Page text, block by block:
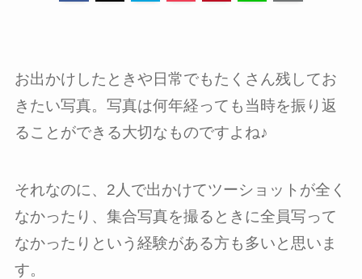
お出かけしたときや日常でもたくさん残してお
きたい写真。写真は何年経っても当時を振り返
ることができる大切なものですよね♪
それなのに、2人で出かけてツーショットが全く
なかったり、集合写真を撮るときに全員写って
なかったりという経験がある方も多いと思いま
す。